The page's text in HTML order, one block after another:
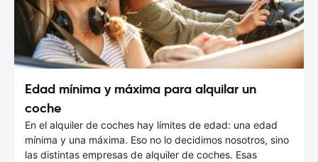
Edad mínima y máxima para alquilar un
coche
En el alquiler de coches hay límites de edad: una edad
mínima y una máxima. Eso no lo decidimos nosotros, sino
las distintas empresas de alquiler de coches. Esas